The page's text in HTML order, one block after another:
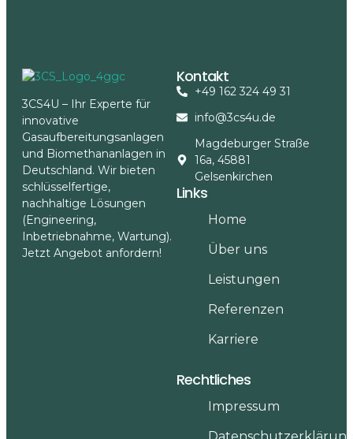
3CS4U – Ihr Experte für
innovative
Gasaufbereitungsanlagen
und Biomethananlagen in
Deutschland. Wir bieten
schlüsselfertige,
nachhaltige Lösungen
(Engineering,
Inbetriebnahme, Wartung).
Jetzt Angebot anfordern!
Links
Home
Über uns
Leistungen
Referenzen
Karriere
Rechtliches
Impressum
Kontakt
+49 162 324 49 31
info@3cs4u.de
Magdeburger Straße
16a, 45881
Gelsenkirchen